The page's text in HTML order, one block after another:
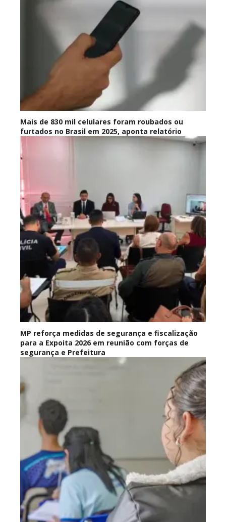
Mais de 830 mil celulares foram roubados ou
furtados no Brasil em 2025, aponta relatório
MP reforça medidas de segurança e fiscalização
para a Expoita 2026 em reunião com forças de
segurança e Prefeitura